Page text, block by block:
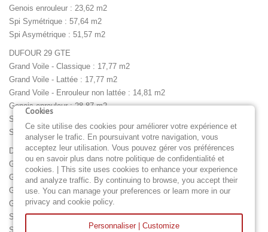
Genois enrouleur : 23,62 m2
Spi Symétrique : 57,64 m2
Spi Asymétrique : 51,57 m2
DUFOUR 29 GTE
Grand Voile - Classique : 17,77 m2
Grand Voile - Lattée : 17,77 m2
Grand Voile - Enrouleur non lattée : 14,81 m2
Genois enrouleur : 28,87 m2
Spi Symétrique : 62,50 m2
Spi Asymétrique : 55,92 m2
DUFOUR 29 PTE
Grand Voile - Classique : 17,77 m2
Grand Voile - Lattée : 17,77 m2
Grand Voile - Enrouleur non lattée : 14,81 m2
Genois enrouleur : 28,87 m2
Spi Symétrique : 62,50 m2
Spi Asymétrique : 55,92 m2
Cookies
Ce site utilise des cookies pour améliorer votre expérience et
analyser le trafic. En poursuivant votre navigation, vous
acceptez leur utilisation. Vous pouvez gérer vos préférences
ou en savoir plus dans notre politique de confidentialité et
cookies. | This site uses cookies to enhance your experience
and analyze traffic. By continuing to browse, you accept their
use. You can manage your preferences or learn more in our
privacy and cookie policy.
Personnaliser | Customize